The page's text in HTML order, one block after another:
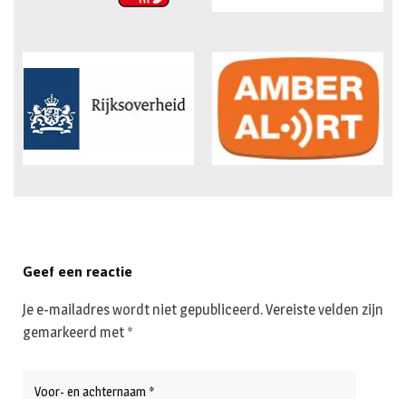
Geef een reactie
Je e-mailadres wordt niet gepubliceerd.Vereiste velden zijn
gemarkeerd met *